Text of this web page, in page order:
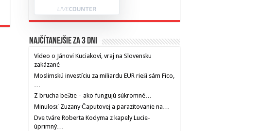
Najčítanejšie za 3 dni
Video o Jánovi Kuciakovi, vraj na Slovensku
zakázané
Moslimskú investíciu za miliardu EUR rieši sám Fico,
…
Z brucha beštie – ako fungujú súkromné…
Minulosť Zuzany Čaputovej a parazitovanie na…
Dve tváre Roberta Kodyma z kapely Lucie-
úprimný…